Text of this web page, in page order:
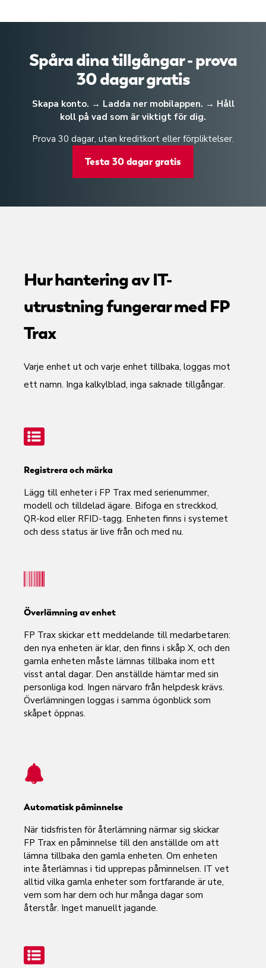
Spåra dina tillgångar - prova
30 dagar gratis
Skapa konto. → Ladda ner mobilappen. → Håll
koll på vad som är viktigt för dig.
Prova 30 dagar, utan kreditkort eller förpliktelser.
Testa 30 dagar gratis
Hur hantering av IT-
utrustning fungerar med FP
Trax
Varje enhet ut och varje enhet tillbaka, loggas mot
ett namn. Inga kalkylblad, inga saknade tillgångar.
Registrera och märka
Lägg till enheter i FP Trax med serienummer,
modell och tilldelad ägare. Bifoga en streckkod,
QR-kod eller RFID-tagg. Enheten finns i systemet
och dess status är live från och med nu.
Överlämning av enhet
FP Trax skickar ett meddelande till medarbetaren:
den nya enheten är klar, den finns i skåp X, och den
gamla enheten måste lämnas tillbaka inom ett
visst antal dagar. Den anställde hämtar med sin
personliga kod. Ingen närvaro från helpdesk krävs.
Överlämningen loggas i samma ögonblick som
skåpet öppnas.
Automatisk påminnelse
När tidsfristen för återlämning närmar sig skickar
FP Trax en påminnelse till den anställde om att
lämna tillbaka den gamla enheten. Om enheten
inte återlämnas i tid upprepas påminnelsen. IT vet
alltid vilka gamla enheter som fortfarande är ute,
vem som har dem och hur många dagar som
återstår. Inget manuellt jagande.